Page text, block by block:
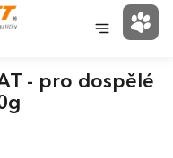
- pro dospělé